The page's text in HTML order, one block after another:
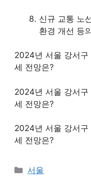
신규 교통 노
환경 개선 등
2024년 서울 강서구
세 전망은?
2024년 서울 강서구
세 전망은?
2024년 서울 강서구
세 전망은?
Categories
서울